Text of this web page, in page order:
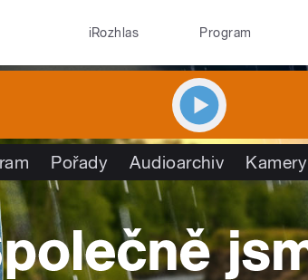
iRozhlas Program
Pořady Audioarchiv Kamery